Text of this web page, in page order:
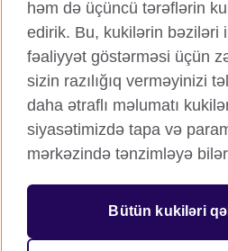
British Council qlobal
Məxfilik və şərtlər
Sitemap
© 2026 British Council
Birləşmiş Krallığın mədəni əlaqələr
beynəlxalq təşkilatı.
həm də üçüncü tərəflərin
edirik. Bu, kukilərin bəziləri
fəaliyyət göstərməsi üçün
sizin razılığıq verməyinizi
daha ətraflı məlumatı
siyasətimizdə tapa və
mərkəzində tənzimləyə
Bütün kukiləri